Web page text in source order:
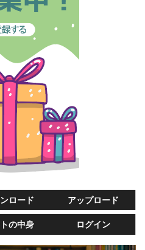
ロード アップロード
の中身 ログイン